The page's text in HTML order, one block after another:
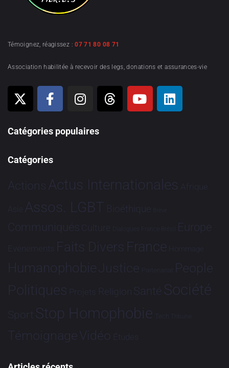
Témoignez, réagissez :07 71 80 08 71
Association habilitée à recevoir des legs, donations et assurances-vie
Catégories populaires
Catégories
Actions Actus Internationales Afrique
Asie Assos. LGBT Bioéthique Brève
Communiqués Culture Dialogues France-Brésil Europe
Evénements Faits Divers France Hommage
HumanophobieJustice Partenariat People
Politiques Projets Religion Santé Société
Sport Stop Homophobie Tech Tribune
TémoignageVidéo Études